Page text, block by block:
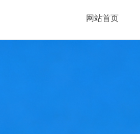
网站首页